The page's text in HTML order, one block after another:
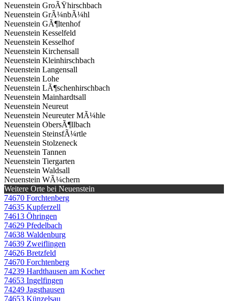
Neuenstein GroÃŸhirschbach
Neuenstein GrÃ¼nbÃ¼hl
Neuenstein GÃ¶ltenhof
Neuenstein Kesselfeld
Neuenstein Kesselhof
Neuenstein Kirchensall
Neuenstein Kleinhirschbach
Neuenstein Langensall
Neuenstein Lohe
Neuenstein LÃ¶schenhirschbach
Neuenstein Mainhardtsall
Neuenstein Neureut
Neuenstein Neureuter MÃ¼hle
Neuenstein ObersÃ¶llbach
Neuenstein SteinsfÃ¼rtle
Neuenstein Stolzeneck
Neuenstein Tannen
Neuenstein Tiergarten
Neuenstein Waldsall
Neuenstein WÃ¼chern
Weitere Orte bei Neuenstein
74670 Forchtenberg
74635 Kupferzell
74613 Öhringen
74629 Pfedelbach
74638 Waldenburg
74639 Zweiflingen
74626 Bretzfeld
74670 Forchtenberg
74239 Hardthausen am Kocher
74653 Ingelfingen
74249 Jagsthausen
74653 Künzelsau